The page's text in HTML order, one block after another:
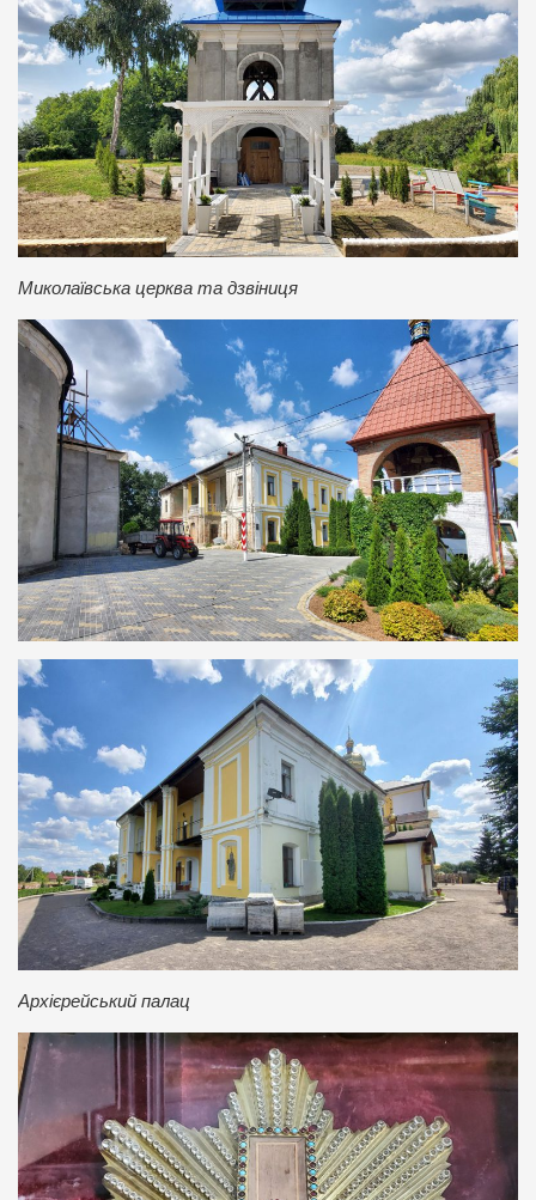
Миколаївська церква та дзвіниця
Архієрейський палац